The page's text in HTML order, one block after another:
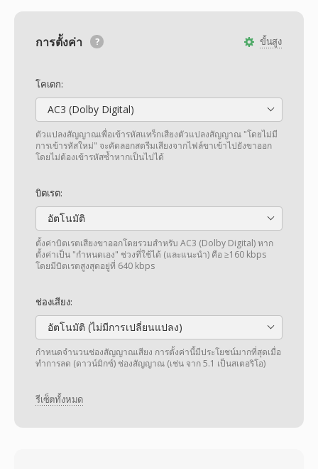
ขั้นสูง
การตั้งค่า
โคเดก:
AC3 (Dolby Digital)
ตัวแปลงสัญญาณเพื่อเข้ารหัสแทร็กเสียงตัวแปลงสัญญาณ "โดยไม่มี
การเข้ารหัสใหม่" จะคัดลอกสตรีมเสียงจากไฟล์ขาเข้าไปยังขาออก
โดยไม่ต้องเข้ารหัสซ้ำหากเป็นไปได้
บิตเรต:
อัตโนมัติ
ตั้งค่าบิตเรตเสียงขาออกโดยรวมสำหรับ AC3 (Dolby Digital) หาก
ตั้งค่าเป็น "กำหนดเอง" ช่วงที่ใช้ได้ (และแนะนำ) คือ ≥160 kbps
โดยมีบิตเรตสูงสุดอยู่ที่ 640 kbps
ช่องเสียง:
อัตโนมัติ (ไม่มีการเปลี่ยนแปลง)
กำหนดจำนวนช่องสัญญาณเสียง การตั้งค่านี้มีประโยชน์มากที่สุดเมื่อ
ทำการลด (ดาวน์มิกซ์) ช่องสัญญาณ (เช่น จาก 5.1 เป็นสเตอริโอ)
รีเซ็ตทั้งหมด